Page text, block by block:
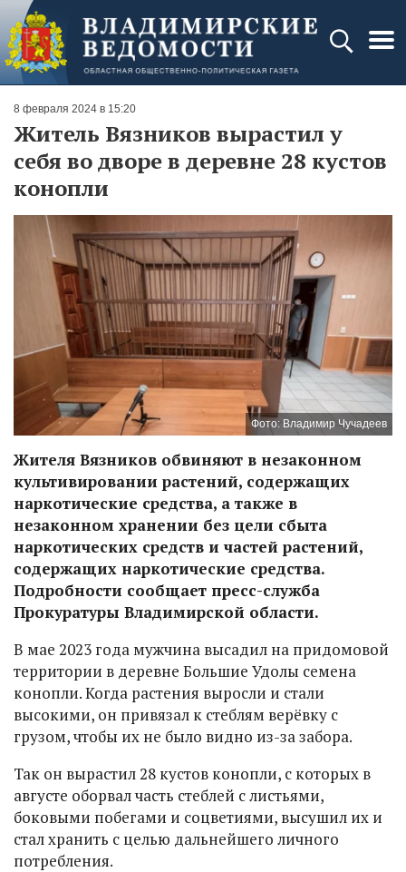
8 февраля 2024 в 15:20
Житель Вязников вырастил у
себя во дворе в деревне 28 кустов
конопли
Фото: Владимир Чучадеев
Жителя Вязников обвиняют в незаконном
культивировании растений, содержащих
наркотические средства, а также в
незаконном хранении без цели сбыта
наркотических средств и частей растений,
содержащих наркотические средства.
Подробности сообщает пресс-служба
Прокуратуры Владимирской области.
В мае 2023 года мужчина высадил на придомовой
территории в деревне Большие Удолы семена
конопли. Когда растения выросли и стали
высокими, он привязал к стеблям верёвку с
грузом, чтобы их не было видно из-за забора.
Так он вырастил 28 кустов конопли, с которых в
августе оборвал часть стеблей с листьями,
боковыми побегами и соцветиями, высушил их и
стал хранить с целью дальнейшего личного
потребления.